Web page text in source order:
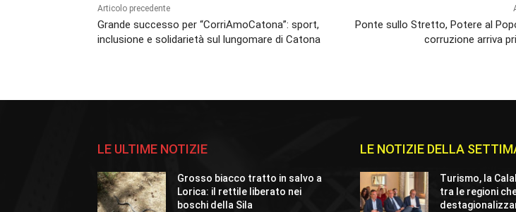
Articolo precedente
Grande successo per “CorriAmoCatona”: sport,
inclusione e solidarietà sul lungomare di Catona
Ponte sullo Stretto, Potere al
corruzione arriva
LE ULTIME NOTIZIE
Grosso biacco tratto in salvo a
Lorica: il rettile liberato nei
boschi della Sila
LE NOTIZIE DELLA
Turismo, la
tra le regioni